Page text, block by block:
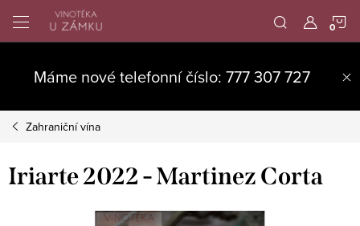
obsah
Máme nové telefonní číslo: 777 307 727
Zahraniční vína
Iriarte 2022 - Martinez Corta